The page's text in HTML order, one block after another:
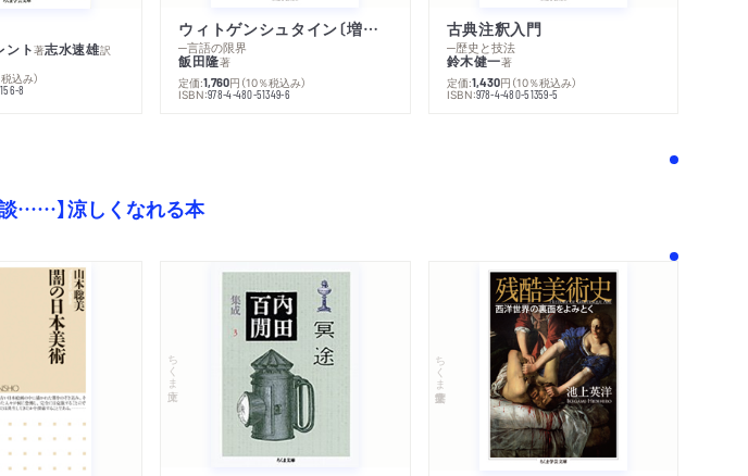
ント著志水速雄訳
込み）
8
ウィトゲンシュタイン〔増補新版〕
─言語の限界
飯田隆著
定価:1,760円 （10％税込み）
ISBN:978-4-480-51349-6
古典注釈入門
─歴史と技法
鈴木健一著
定価:1,430円 （10％税込み）
ISBN:978-4-480-51359-5
……】涼しくなれる本
ちくま文庫 ちくま学芸文庫